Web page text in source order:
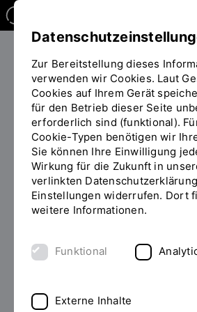
Jetzt filtern
Von
Bis
Zur Bereitstellung dieses
verwenden wir Cookies. Laut
Cookies auf Ihrem Gerät
für den Betrieb dieser Seite
erforderlich sind (funktional).
Cookie-Typen benötigen wir
Sie können Ihre Einwilligung
Wirkung für die Zukunft in
verlinkten
Einstellungen widerrufen. Dort
weitere Informationen.
Funktional
Externe Inhalte